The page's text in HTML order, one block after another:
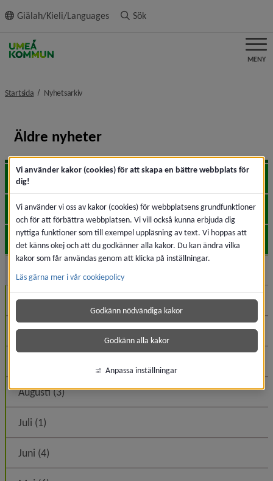
innehållet
Giälah/Kieli/Languages Sök
MENY
Startsida Nyhetsarkivnivå i brödsmulenavigeringen
Äldre nyheter
2026
2025
2024
December (1)
November (1)
Augusti (3)
Juli (1)
Juni (4)
Vi använder kakor (cookies) för att skapa en bättre webbplats för
dig!
Vi använder vi oss av kakor (cookies) för webbplatsens grundfunktioner
och för att förbättra webbplatsen. Vi vill också kunna erbjuda dig
nyttiga funktioner som till exempel uppläsning av text. Vi hoppas att
det känns okej och att du godkänner alla kakor. Du kan ändra vilka
kakor som får användas genom att klicka på inställningar.
Läs gärna mer i vår cookiepolicy
Godkänn nödvändiga kakor
Godkänn alla kakor
Anpassa inställningar